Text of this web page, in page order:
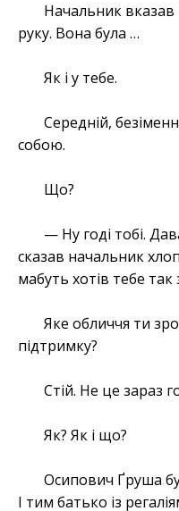
Начальник
руку. Вона була …
Як і у тебе.
Середній,
собою.
Що?
— Ну годі тобі.
сказав начальник
мабуть хотів тебе так
Яке обличчя ти
підтримку?
Стій. Не це зараз
Як? Як і що?
Осипович Ґруша
І тим батько із